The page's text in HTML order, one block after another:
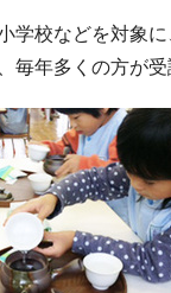
学校などを対象に
毎年多くの方が受